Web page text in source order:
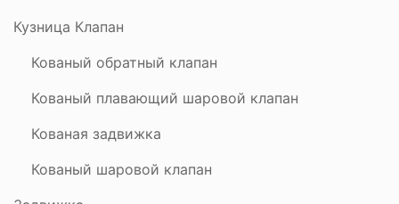
Кузница Клапан
Кованый обратный клапан
Кованый плавающий шаровой клапан
Кованая задвижка
Кованый шаровой клапан